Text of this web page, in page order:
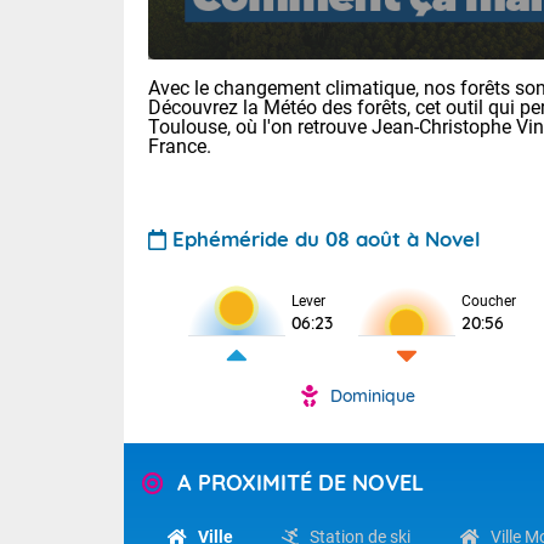
TENDANCE
Pour la
Au niveau
Avec le changement climatique, nos forêts
Découvrez la Météo des forêts, cet outil qui
Toulouse, où l'on retrouve Jean-Christophe
France.
Ephéméride du 08 août à Novel
Lever
06:23
Coucher
20:56
Dominique
A PROXIMITÉ DE NOVEL
Ville Station de ski Ville
Voici les
31 Lyon : 35
31 Lille : 28
Très
En matinée,
Les orages